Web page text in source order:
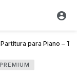
para Piano –
PREMIUM